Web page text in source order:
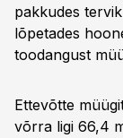
pakkudes
lõpetades
toodangust
Ettevõtte
võrra ligi 66,4